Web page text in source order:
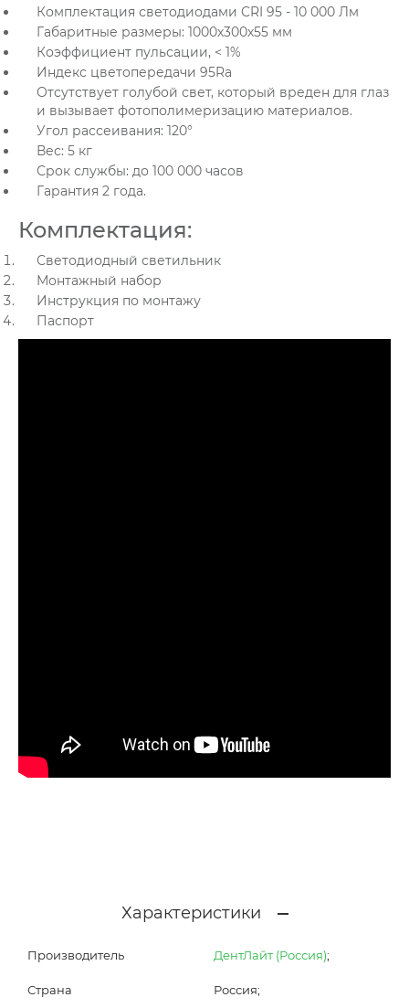
Комплектация светодиодами CRI 95 - 10 000 Лм
Габаритные размеры: 1000х300х55 мм
Коэффициент пульсации, < 1%
Индекс цветопередачи 95Ra
Отсутствует голубой свет, который вреден для глаз
и вызывает фотополимеризацию материалов.
Угол рассеивания: 120°
Вес: 5 кг
Срок службы: до 100 000 часов
Гарантия 2 года.
Комплектация:
Светодиодный светильник
Монтажный набор
Инструкция по монтажу
Паспорт
Характеристики
Производитель ДентЛайт (Россия);
Страна Россия;